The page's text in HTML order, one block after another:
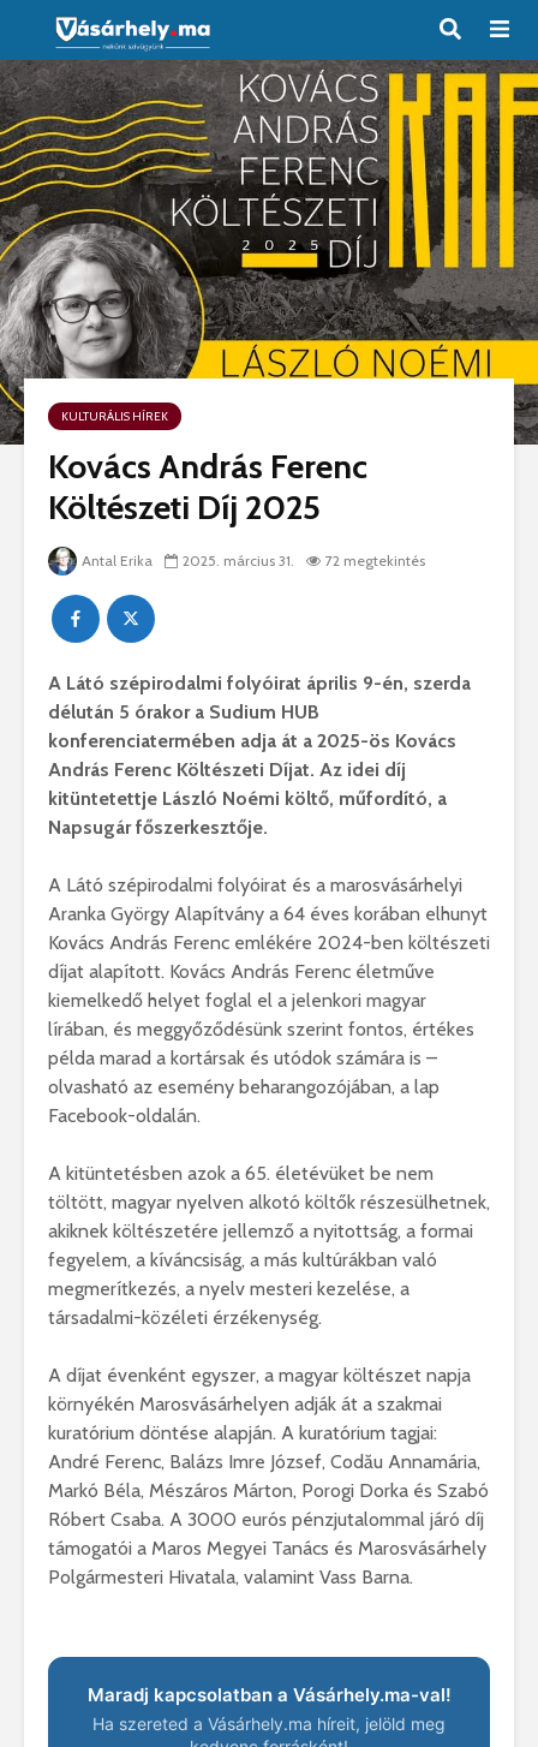
KULTURÁLIS HÍREK
Kovács András Ferenc
Költészeti Díj 2025
Antal Erika 2025. március 31. 72 megtekintés
A Látó szépirodalmi folyóirat április 9-én, szerda
délután 5 órakor a Sudium HUB
konferenciatermében adja át a 2025-ös Kovács
András Ferenc Költészeti Díjat. Az idei díj
kitüntetettje László Noémi költő, műfordító, a
Napsugár főszerkesztője.
A Látó szépirodalmi folyóirat és a marosvásárhelyi
Aranka György Alapítvány a 64 éves korában elhunyt
Kovács András Ferenc emlékére 2024-ben költészeti
díjat alapított. Kovács András Ferenc életműve
kiemelkedő helyet foglal el a jelenkori magyar
lírában, és meggyőződésünk szerint fontos, értékes
példa marad a kortársak és utódok számára is –
olvasható az esemény beharangozójában, a lap
Facebook-oldalán.
A kitüntetésben azok a 65. életévüket be nem
töltött, magyar nyelven alkotó költők részesülhetnek,
akiknek költészetére jellemző a nyitottság, a formai
fegyelem, a kíváncsiság, a más kultúrákban való
megmerítkezés, a nyelv mesteri kezelése, a
társadalmi-közéleti érzékenység.
A díjat évenként egyszer, a magyar költészet napja
környékén Marosvásárhelyen adják át a szakmai
kuratórium döntése alapján. A kuratórium tagjai:
André Ferenc, Balázs Imre József, Codău Annamária,
Markó Béla, Mészáros Márton, Porogi Dorka és Szabó
Róbert Csaba. A 3000 eurós pénzjutalommal járó díj
támogatói a Maros Megyei Tanács és Marosvásárhely
Polgármesteri Hivatala, valamint Vass Barna.
Maradj kapcsolatban a Vásárhely.ma-val!
Ha szereted a Vásárhely.ma híreit, jelöld meg